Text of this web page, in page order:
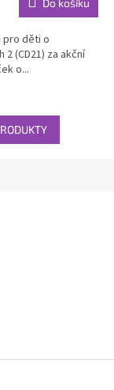
Do košíku
pro děti o
(CD21) za akční
o...